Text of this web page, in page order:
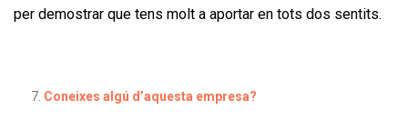
per demostrar que tens molt a aportar en tots dos sentits.
Coneixes algú d’aquesta empresa?